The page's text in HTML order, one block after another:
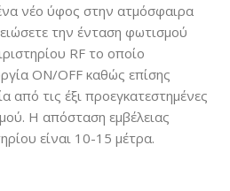
νέο ύφος στην ατμόσφαιρα
την ένταση φωτισμού
RF το οποίο
ON/OFF καθώς επίσης
από τις έξι προεγκατεστημένες
Η απόσταση εμβέλειας
είναι 10-15 μέτρα.